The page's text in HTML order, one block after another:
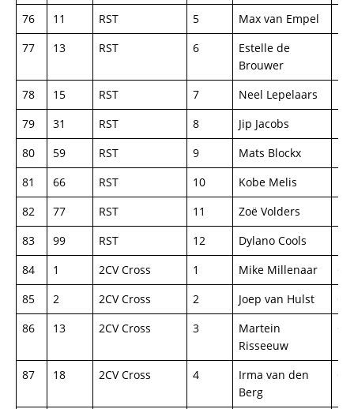
76 11 RST 5 Max van Empel
77
13 RST 6
Estelle de
Brouwer
78 15 RST 7 Neel Lepelaars
79
31 RST 8 Jip Jacobs
80
59 RST 9 Mats Blockx
81
66 RST 10 Kobe Melis
82
77 RST 11 Zoë Volders
83
99 RST 12 Dylano Cools
84
1 2CV Cross 1 Mike Millenaar
85
2 2CV Cross 2 Joep van Hulst
86
13 2CV Cross 3
Martein
Risseeuw
87 18 2CV Cross 4
Irma van den
Berg